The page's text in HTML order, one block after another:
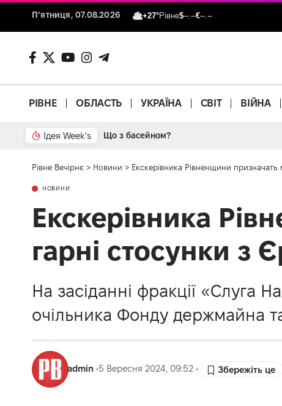
П’ятниця, 07.08.2026 +27°Рівне$--.--€--.--
РІВНЕ ОБЛАСТЬ УКРАЇНА СВІТ ВІЙНА
Ідея Week's Що з басейном?
Рівне Вечірнє > Новини > Екскерівника Рівненщини
НОВИНИ
Екскерівника
гарні стосунки з
На засіданні фракції «Слуга
очільника Фонду держмайна
admin 5 Вересня 2024, 09:52